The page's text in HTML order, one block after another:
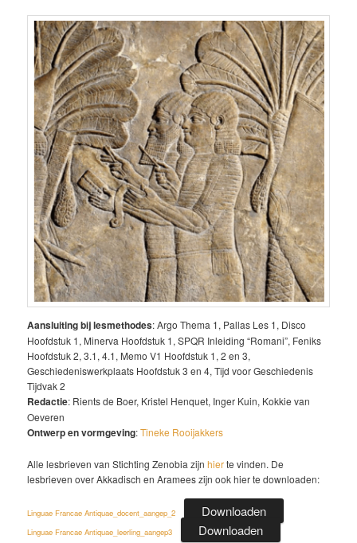
Aansluiting bij lesmethodes: Argo Thema 1, Pallas Les 1, Disco
Hoofdstuk 1, Minerva Hoofdstuk 1, SPQR Inleiding “Romani”, Feniks
Hoofdstuk 2, 3.1, 4.1, Memo V1 Hoofdstuk 1, 2 en 3,
Geschiedeniswerkplaats Hoofdstuk 3 en 4, Tijd voor Geschiedenis
Tijdvak 2
Redactie: Rients de Boer, Kristel Henquet, Inger Kuin, Kokkie van
Oeveren
Ontwerp en vormgeving:Tineke Rooijakkers
Alle lesbrieven van Stichting Zenobia zijnhierte vinden. De
lesbrieven over Akkadisch en Aramees zijn ook hier te downloaden:
Linguae Francae Antiquae_docent_aangep_2 Downloaden
Linguae Francae Antiquae_leerling_aangep3 Downloaden